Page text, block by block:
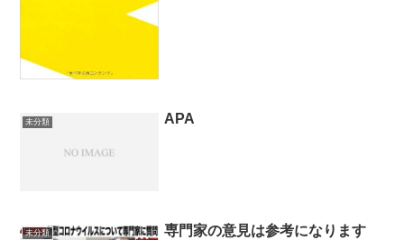
未分類 APA
未分類
専門家の意見は参考になります